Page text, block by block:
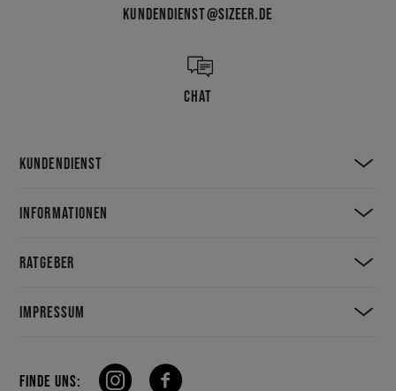
KUNDENDIENST@SIZEER.DE
CHAT
KUNDENDIENST
INFORMATIONEN
RATGEBER
IMPRESSUM
FINDE UNS: